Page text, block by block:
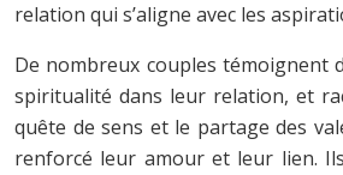
relation qui s’aligne avec les
De nombreux couples témoignent
spiritualité dans leur relation, et
quête de sens et le partage des
renforcé leur amour et leur lien.